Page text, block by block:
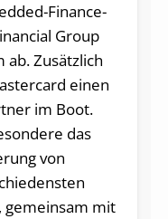
Finance-
Group
ab. Zusätzlich
einen
im Boot.
das
von
gemeinsam mit